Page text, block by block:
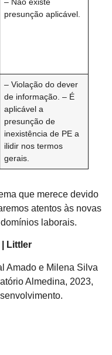
presunção aplicável.
– Violação do dever
de informação. – É
aplicável a
presunção de
inexistência de PE a
ilidir nos termos
gerais.
que merece devido
atentos às novas
laborais.
| Littler
Amado e Milena Silva
Almedina, 2023,